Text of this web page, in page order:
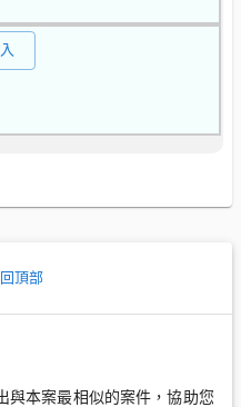
回頂部
與本案最相似的案件，協助您